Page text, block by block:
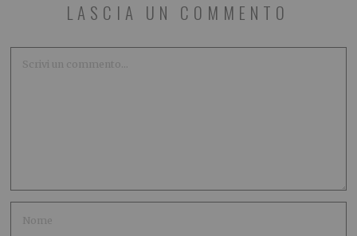
LASCIA UN COMMENTO